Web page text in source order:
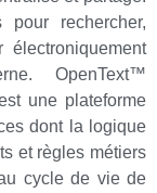
rechercher,
électroniquement
OpenText™
une plateforme
dont la logique
et règles métiers
cycle de vie de